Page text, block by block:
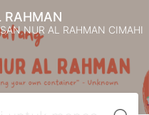
RAHMAN
NUR AL RAHMAN CIMAHI